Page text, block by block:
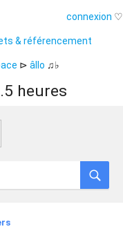
connexion ♡
⊳ âllo ♫♭
heures